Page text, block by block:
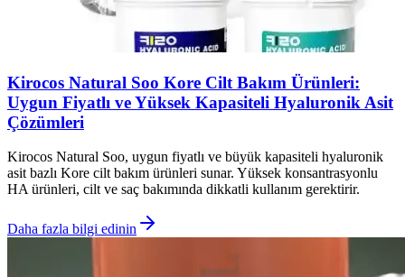
Kirocos Natural Soo Kore Cilt Bakım Ürünleri:
Uygun Fiyatlı ve Yüksek Kapasiteli Hyaluronik Asit
Çözümleri
Kirocos Natural Soo, uygun fiyatlı ve büyük kapasiteli hyaluronik
asit bazlı Kore cilt bakım ürünleri sunar. Yüksek konsantrasyonlu
HA ürünleri, cilt ve saç bakımında dikkatli kullanım gerektirir.
Daha fazla bilgi edinin